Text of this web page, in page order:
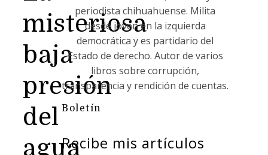
misteriosa
baja
presión
del
agua
periodista chihuahuense. Milita
desde joven en la izquierda
democrática y es partidario del
Estado de derecho. Autor de varios
libros sobre corrupción,
transparencia y rendición de cuentas.
Boletín
Recibe mis artículos